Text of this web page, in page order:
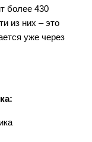
более 430
из них – это
уже через